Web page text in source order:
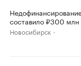
составило ₽300 млн
Новосибирск